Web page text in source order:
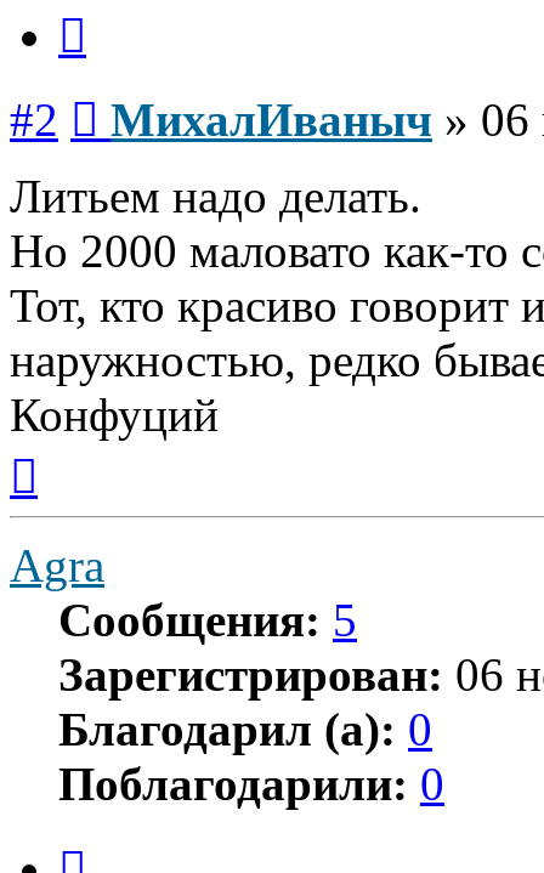
#2 МихалИваныч » 06
Литьем надо делать.
Но 2000 маловато как-то
Тот, кто красиво говорит
наружностью, редко
Конфуций
началу
Agra
Сообщения: 5
Зарегистрирован: 06
Благодарил (а): 0
Поблагодарили: 0